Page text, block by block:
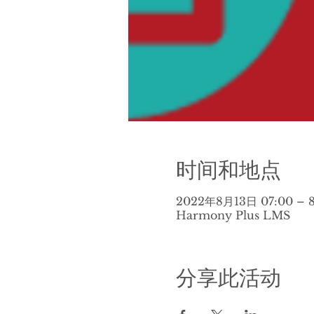
时间和地点
2022年8月13日 07:00 –
Harmony Plus LMS
分享此活动